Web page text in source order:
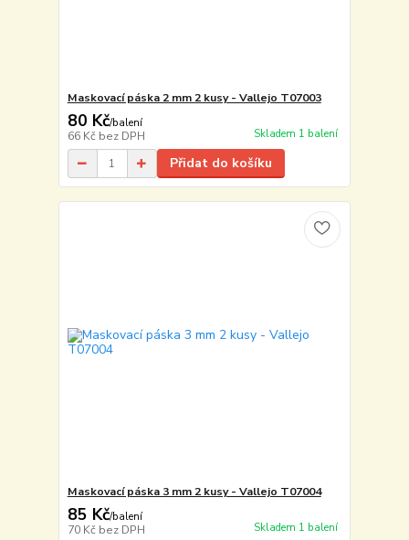
Maskovací páska 2 mm 2 kusy - Vallejo T07003
80 Kč/balení
66 Kč bez DPH Skladem 1 balení
Přidat do košíku
Maskovací páska 3 mm 2 kusy - Vallejo T07004
85 Kč/balení
70 Kč bez DPH Skladem 1 balení